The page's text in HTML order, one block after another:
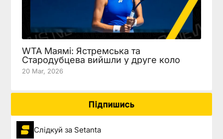
WTA Маямі: Ястремська та
Стародубцева вийшли у друге коло
20 Mar, 2026
Підпишись
Слідкуй за Setanta